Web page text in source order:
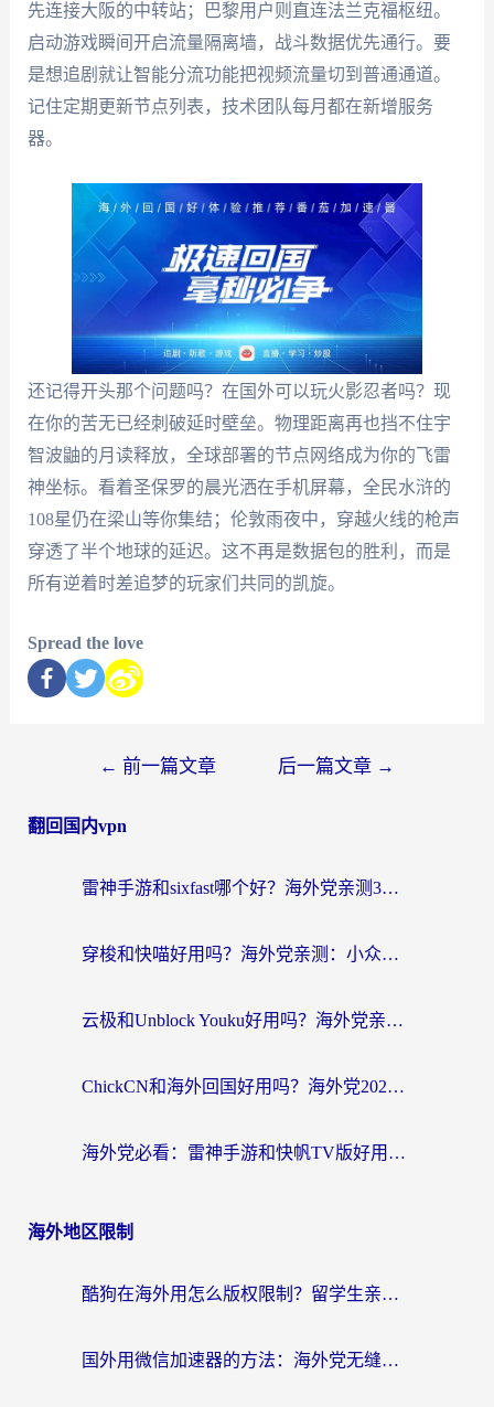
先连接大阪的中转站；巴黎用户则直连法兰克福枢纽。
启动游戏瞬间开启流量隔离墙，战斗数据优先通行。要
是想追剧就让智能分流功能把视频流量切到普通通道。
记住定期更新节点列表，技术团队每月都在新增服务
器。
还记得开头那个问题吗？在国外可以玩火影忍者吗？现
在你的苦无已经刺破延时壁垒。物理距离再也挡不住宇
智波鼬的月读释放，全球部署的节点网络成为你的飞雷
神坐标。看着圣保罗的晨光洒在手机屏幕，全民水浒的
108星仍在梁山等你集结；伦敦雨夜中，穿越火线的枪声
穿透了半个地球的延迟。这不再是数据包的胜利，而是
所有逆着时差追梦的玩家们共同的凯旋。
Spread the love
← 前一篇文章 后一篇文章 →
翻回国内vpn
雷神手游和sixfast哪个好？海外党亲测3款回国加速器，教你选对不踩坑
穿梭和快喵好用吗？海外党亲测：小众加速器对比+番茄加速器深度体验
云极和Unblock Youku好用吗？海外党亲测+2026回国加速器避坑指南
ChickCN和海外回国好用吗？海外党2026亲测：从手游到影音，选对加速器的3个关键
海外党必看：雷神手游和快帆TV版好用吗？3步选对回国加速器不踩坑
海外地区限制
酷狗在海外用怎么版权限制？留学生亲测：3步解决听国内音乐难题
国外用微信加速器的方法：海外党无缝连接国内生活的实用指南